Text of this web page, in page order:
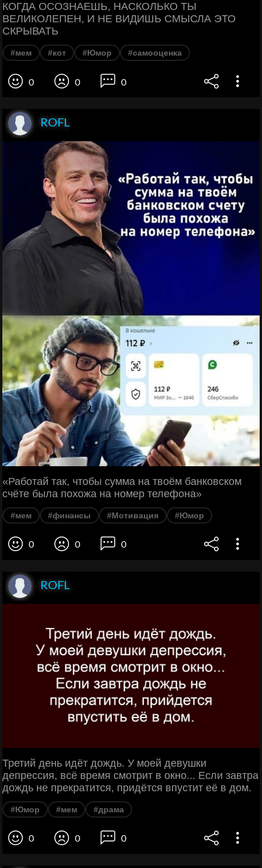
КОГДА ОСОЗНАЕШЬ, НАСКОЛЬКО ТЫ
ВЕЛИКОЛЕПЕН, И НЕ ВИДИШЬ СМЫСЛА ЭТО
СКРЫВАТЬ
#мем #кот #Юмор #самооценка
0 0 0
ROFL
«Работай так, чтобы сумма на твоём банковском
счёте была похожа на номер телефона»
#мем #финансы #Мотивация #Юмор
0 0 0
ROFL
Третий день идёт дождь. У моей девушки
депрессия, всё время смотрит в окно... Если завтра
дождь не прекратится, придётся впустит её в дом.
#Юмор #мем #драма
0 0 0